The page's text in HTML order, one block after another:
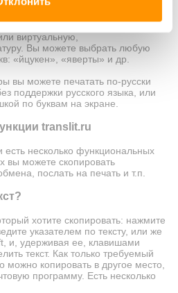
наверху слева в оранжевом поле
виртуальную,
Вы можете выбрать любую
«йцукен», «яверты» и др.
вы можете печатать по-русски
поддержки русского языка, или
по буквам на экране.
translit.ru
несколько функциональных
вы можете скопировать
послать на печать и т.п.
хотите скопировать: нажмите
указателем по тексту, или же
и, удерживая ее, клавишами
текст. Как только требуемый
можно копировать в другое место,
программу. Есть несколько